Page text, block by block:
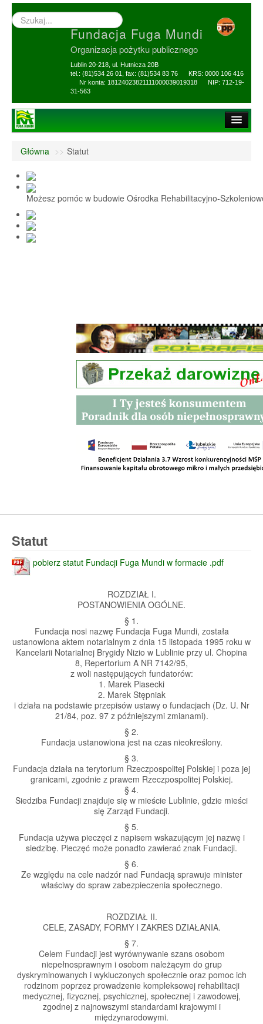
Wyszukiwarka
–
Fundacja Fuga Mundi
Organizacja pożytku publicznego
Lublin 20-218, ul. Hutnicza 20B
tel.: (81)534 26 01, fax: (81)534 83 76 KRS: 0000 106 416
Nr konta: 18124023821111000039019318 NIP: 712-19-
31-563
1,5% i darowizny
Nasi Beneficjenci
Ośrodek Reh-Szkol
Sprawozdania
Główna >> Statut
Możesz pomóc w budowie Ośrodka Rehabilitacyjno-
Statut
pobierz statut Fundacji Fuga Mundi w formacie .pdf
ROZDZIAŁ I.
POSTANOWIENIA OGÓLNE.
§ 1.
Fundacja nosi nazwę Fundacja Fuga Mundi, została
ustanowiona aktem notarialnym z dnia 15 listopada 1995 roku w
Kancelarii Notarialnej Brygidy Nizio w Lublinie przy ul. Chopina
8, Repertorium A NR 7142/95,
z woli następujących fundatorów:
1. Marek Piasecki
2. Marek Stępniak
i działa na podstawie przepisów ustawy o fundacjach (Dz. U. Nr
21/84, poz. 97 z późniejszymi zmianami).
§ 2.
Fundacja ustanowiona jest na czas nieokreślony.
§ 3.
Fundacja działa na terytorium Rzeczpospolitej Polskiej i poza jej
granicami, zgodnie z prawem Rzeczpospolitej Polskiej.
§ 4.
Siedziba Fundacji znajduje się w mieście Lublinie, gdzie mieści
się Zarząd Fundacji.
§ 5.
Fundacja używa pieczęci z napisem wskazującym jej nazwę i
siedzibę. Pieczęć może ponadto zawierać znak Fundacji.
§ 6.
Ze względu na cele nadzór nad Fundacją sprawuje minister
właściwy do spraw zabezpieczenia społecznego.
ROZDZIAŁ II.
CELE, ZASADY, FORMY I ZAKRES DZIAŁANIA.
§ 7.
Celem Fundacji jest wyrównywanie szans osobom
niepełnosprawnym i osobom należącym do grup
dyskryminowanych i wykluczonych społecznie oraz pomoc ich
rodzinom poprzez prowadzenie kompleksowej rehabilitacji
medycznej, fizycznej, psychicznej, społecznej i zawodowej,
zgodnej z najnowszymi standardami krajowymi i
międzynarodowymi.